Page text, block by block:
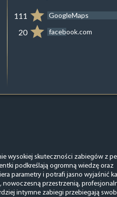
111 GoogleMaps
20 facebook.com
wysokiej skuteczności zabiegów z
podkreślają ogromną wiedzę oraz
parametry i potrafi jasno wyjaśnić
przestrzenią,
intymne zabiegi przebiegają